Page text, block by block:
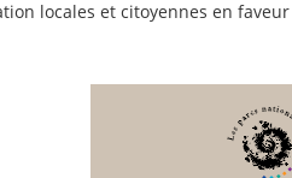
locales et citoyennes en